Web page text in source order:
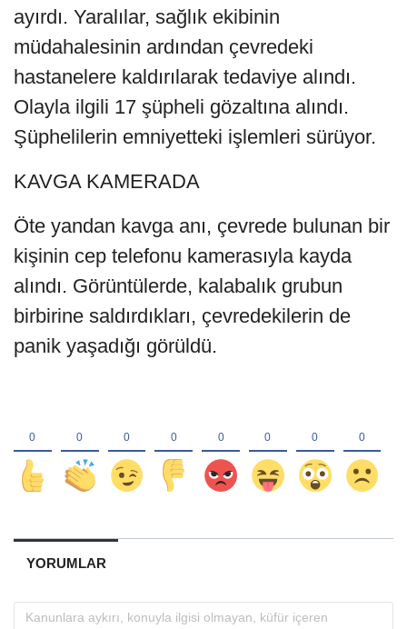
ayırdı. Yaralılar, sağlık ekibinin
müdahalesinin ardından çevredeki
hastanelere kaldırılarak tedaviye alındı.
Olayla ilgili 17 şüpheli gözaltına alındı.
Şüphelilerin emniyetteki işlemleri sürüyor.
KAVGA KAMERADA
Öte yandan kavga anı, çevrede bulunan bir
kişinin cep telefonu kamerasıyla kayda
alındı. Görüntülerde, kalabalık grubun
birbirine saldırdıkları, çevredekilerin de
panik yaşadığı görüldü.
YORUMLAR